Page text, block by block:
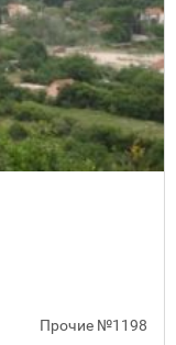
Прочие №1198